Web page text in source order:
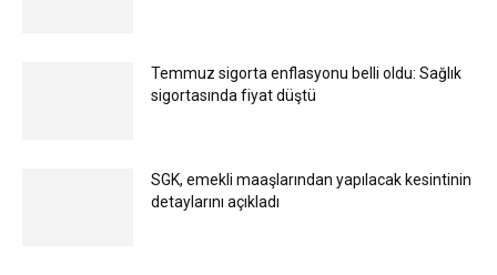
Temmuz sigorta enflasyonu belli oldu: Sağlık
sigortasında fiyat düştü
SGK, emekli maaşlarından yapılacak kesintinin
detaylarını açıkladı